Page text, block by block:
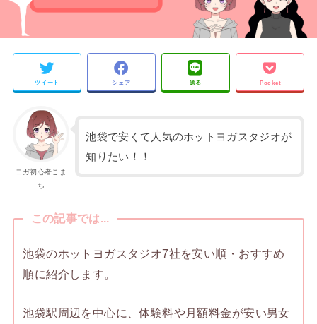
ツイート シェア 送る Pocket
ヨガ初心者こま
ち
池袋で安くて人気のホットヨガスタジオが
知りたい！！
この記事では...
池袋のホットヨガスタジオ7社を安い順・おすすめ
順に紹介します。
池袋駅周辺を中心に、体験料や月額料金が安い男女